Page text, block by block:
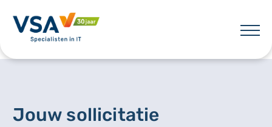
content
VSA
Jouw sollicitatie